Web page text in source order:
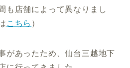
も店舗によって異なりまし
こちら ）
があったため、仙台三越地下